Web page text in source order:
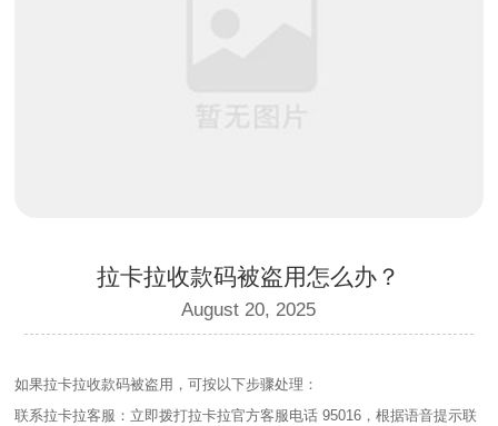
拉卡拉收款码被盗用怎么办？
August 20, 2025
如果拉卡拉收款码被盗用，可按以下步骤处理：
联系拉卡拉客服：立即拨打拉卡拉官方客服电话 95016，根据语音提示联